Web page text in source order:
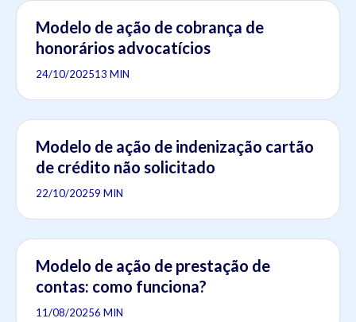
Modelo de ação de cobrança de
honorários advocatícios
24/10/202513 MIN
Modelo de ação de indenização cartão
de crédito não solicitado
22/10/20259 MIN
Modelo de ação de prestação de
contas: como funciona?
11/08/20256 MIN